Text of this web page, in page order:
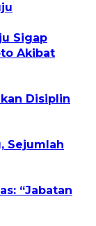
Sigap
Akibat
Disiplin
Sejumlah
“Jabatan